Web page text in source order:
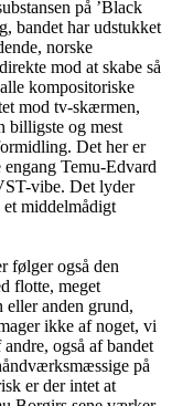
på ’Black
bandet har udstukket
norske
mod at skabe så
kompositoriske
mod tv-skærmen,
billigste og mest
Det her er
Temu-Edvard
vibe. Det lyder
middelmådigt
følger også den
flotte, meget
anden grund,
ikke af noget, vi
også af bandet
på
er der intet at